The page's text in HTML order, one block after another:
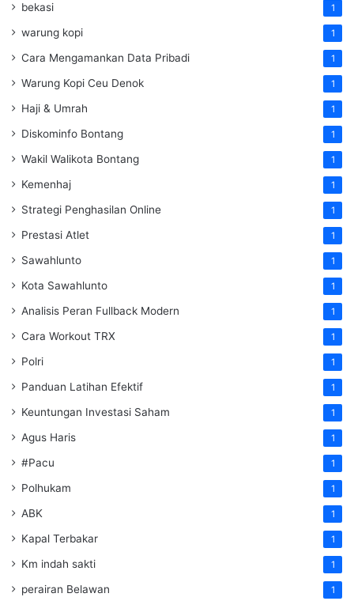
bekasi 1
warung kopi 1
Cara Mengamankan Data Pribadi 1
Warung Kopi Ceu Denok 1
Haji & Umrah 1
Diskominfo Bontang 1
Wakil Walikota Bontang 1
Kemenhaj 1
Strategi Penghasilan Online 1
Prestasi Atlet 1
Sawahlunto 1
Kota Sawahlunto 1
Analisis Peran Fullback Modern 1
Cara Workout TRX 1
Polri 1
Panduan Latihan Efektif 1
Keuntungan Investasi Saham 1
Agus Haris 1
#Pacu 1
Polhukam 1
ABK 1
Kapal Terbakar 1
Km indah sakti 1
perairan Belawan 1